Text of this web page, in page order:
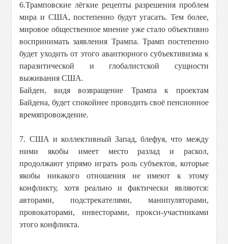
6.Трамповские лёгкие рецепты разрешения проблем
мира и США, постепенно будут угасать. Тем более,
мировое общественное мнение уже стало объективно
воспринимать заявления Трампа. Трамп постепенно
будет уходить от этого авантюрного субъективизма к
паразитической и глобалистской сущности
выживания США.
Байден, видя возвращение Трампа к проектам
Байдена, будет спокойнее проводить своё пенсионное
времяпровождение.
7. США и коллективный Запад, блефуя, что между
ними якобы имеет место разлад и раскол,
продолжают упрямо играть роль субъектов, которые
якобы никакого отношения не имеют к этому
конфликту, хотя реально и фактически являются:
авторами, подстрекателями, манипуляторами,
провокаторами, инвесторами, прокси-участниками
этого конфликта.